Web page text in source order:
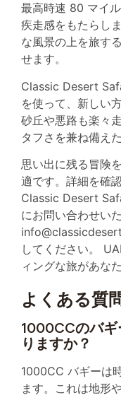
最高時速 80 マイ
疾走感をもたらし
な風景の上を旅す
せます。
Classic Desert
を使って、新しい
砂丘や悪路も楽々
タフさを兼ね備え
思い出に残る冒険
適です。詳細を確
Classic Desert
にお問い合わせいた
してください。
ィングな旅があな
よくある質
1000CCのバ
りますか？
1000CC バギーは
ます。これは地形